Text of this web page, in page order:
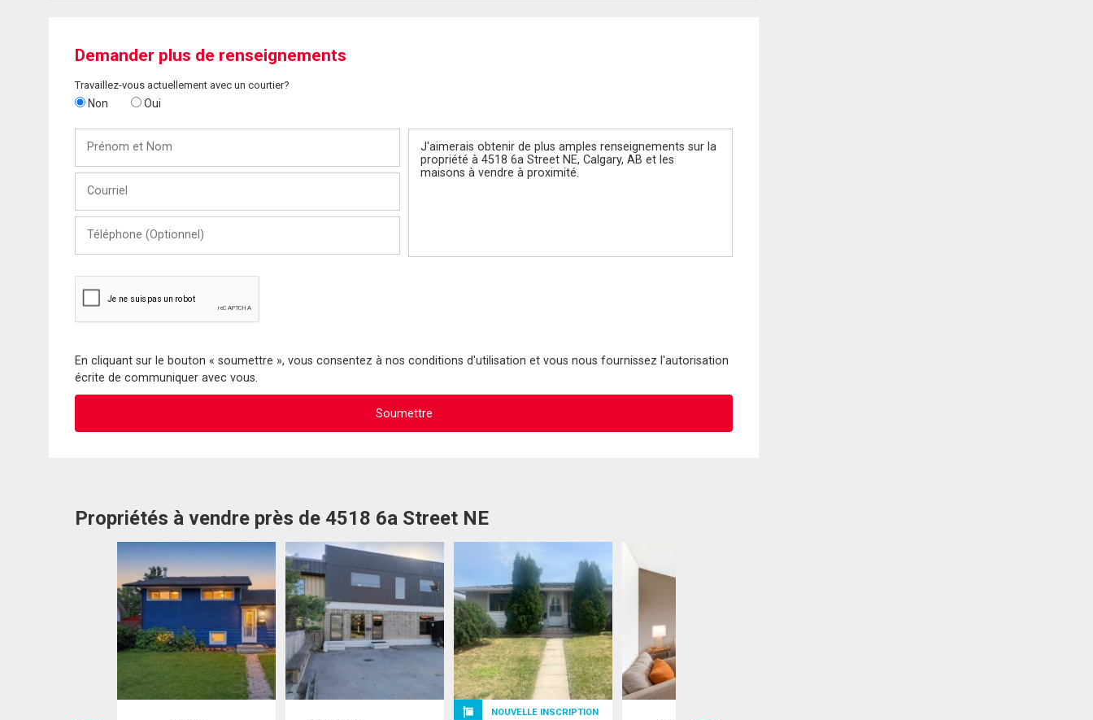
Demander plus de renseignements
Travaillez-vous actuellement avec un courtier?
Non Oui
Nom
(Optionnel)
En cliquant sur le bouton « soumettre », vous consentez à nos conditions d'utilisation et vous nous fournissez l'autorisation
écrite de communiquer avec vous.
Propriétés à vendre près de 4518 6a Street NE
NOUVELLE INSCRIPTION